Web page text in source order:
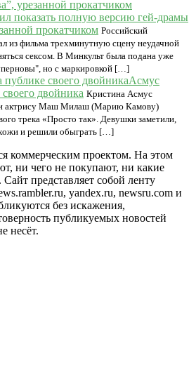
показать полную версию гей-драмы
прокатчиком Российский
из фильма трехминутную сцену неудачной
сексом. В Минкульт была подана уже
но с маркировкой […]
Асмус
двойника Кристина Асмус
и актрису Маш Милаш (Марию Камову)
трека «Просто так». Девушки заметили,
и решили обыграть […]
коммерческим проектом. На этом
ни чего не покупают, ни какие
представляет собой ленту
yandex.ru, newsru.com и
без искажения,
публикуемых новостей
несёт.